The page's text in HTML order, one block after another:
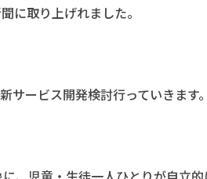
に取り上げれました。
ービス開発検討行っていきます。